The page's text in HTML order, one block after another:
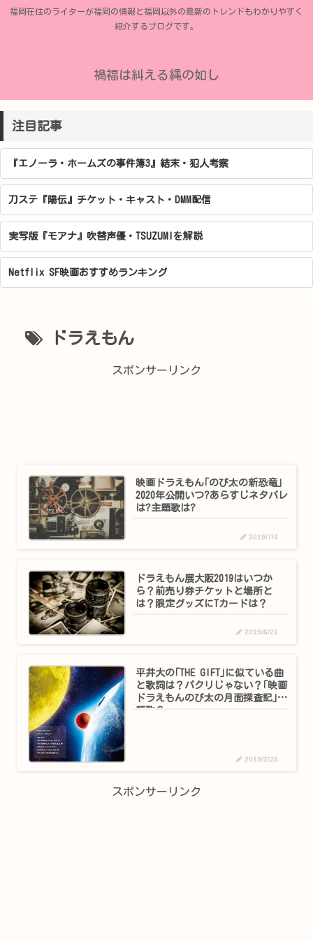
福岡在住のライターが福岡の情報と福岡以外の最新のトレンドもわかりやすく
紹介するブログです。
禍福は糾える縄の如し
注目記事
『エノーラ・ホームズの事件簿3』結末・犯人考察
刀ステ『陽伝』チケット・キャスト・DMM配信
実写版『モアナ』吹替声優・TSUZUMIを解説
Netflix SF映画おすすめランキング
ドラえもん
スポンサーリンク
映画ドラえもん｢のび太の新恐竜｣
2020年公開いつ?あらすじネタバレ
は?主題歌は?
2019/7/4
ドラえもん展大阪2019はいつか
ら？前売り券チケットと場所と
は？限定グッズにTカードは？
2019/6/21
平井大の｢THE GIFT｣に似ている曲
と歌詞は？パクリじゃない？｢映画
ドラえもんのび太の月面探査記｣主
題歌？
2019/2/28
スポンサーリンク